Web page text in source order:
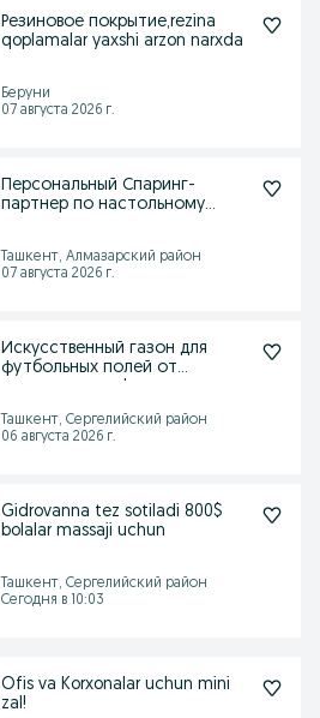
Резиновое покрытие,rezina
qoplamalar yaxshi arzon narxda
Беруни
07 августа 2026 г.
Персональный Спаринг-
партнер по настольному
Ташкент, Алмазарский район
07 августа 2026 г.
Искусственный газон для
футбольных полей от
Ташкент, Сергелийский район
06 августа 2026 г.
Gidrovanna tez sotiladi 800$
bolalar massaji uchun
Ташкент, Сергелийский район
Сегодня в 10:03
Ofis va Korxonalar uchun mini
zal!